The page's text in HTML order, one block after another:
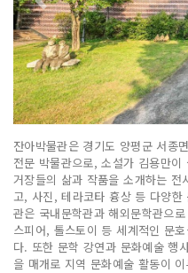
잔아박물관은 경기도 양평군 서종
전문 박물관으로, 소설가 김용만
거장들의 삶과 작품을 소개하는
고, 사진, 테라코타 흉상 등 다양한
관은 국내문학관과 해외문학관으
스피어, 톨스토이 등 세계적인 문
다. 또한 문학 강연과 문화예술 행
을 매개로 지역 문화예술 활동이